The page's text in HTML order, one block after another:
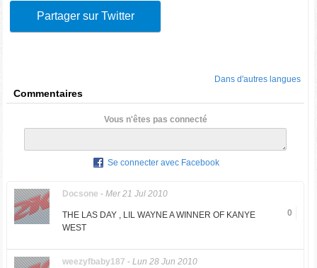
Partager sur Twitter
Dans d'autres langues
Commentaires
Vous n'êtes pas connecté
Se connecter avec Facebook
Docsone - Mer 21 Jul 2010
0
THE LAS DAY , LIL WAYNE A WINNER OF KANYE
WEST
weezyfbaby187 - Lun 28 Jun 2010